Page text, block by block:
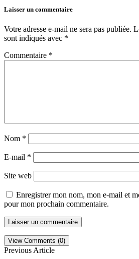
Laisser un commentaire
Votre adresse e-mail ne sera pas publiée.
sont indiqués avec *
Commentaire *
Nom *
E-mail *
Site web
Enregistrer mon nom, mon e-mail et
pour mon prochain commentaire.
View Comments (0)
Previous Article